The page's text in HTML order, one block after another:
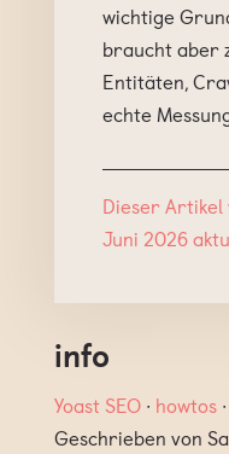
wichtige
braucht aber
Entitäten,
echte
Dieser Artikel
Juni 2026
info
Yoast SEO∙ howtos∙
Geschrieben von